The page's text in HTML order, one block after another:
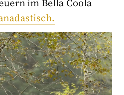
im Bella Coola